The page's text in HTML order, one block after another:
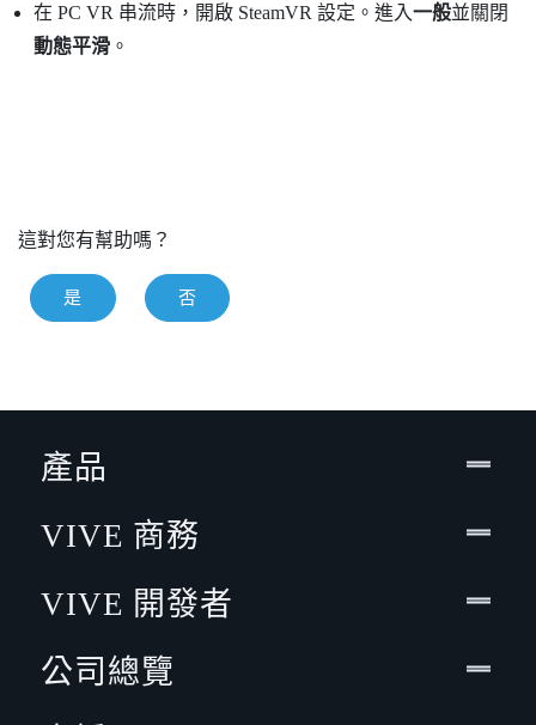
在 PC VR 串流時，開啟 SteamVR 設定。進入一般並關閉
動態平滑。
這對您有幫助嗎？
是 否
產品
VIVE 商務
VIVE 開發者
公司總覽